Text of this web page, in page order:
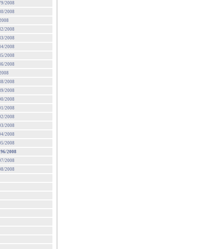
2008
2008
2008
2008
2008
2008
2008
2008
2008
2008
2008
2008
2008
2008
2008
2008
2008
2008